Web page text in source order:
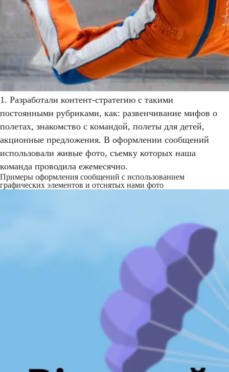
1. Разработали контент-стратегию с такими
постоянными рубриками, как: развенчивание мифов о
полетах, знакомство с командой, полеты для детей,
акционные предложения. В оформлении сообщений
использовали живые фото, съемку которых наша
команда проводила ежемесячно.
Примеры оформления сообщений с использованием
графических элементов и отснятых нами фото